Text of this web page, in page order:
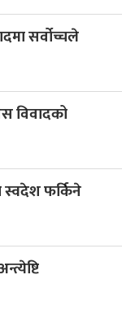
सर्वोच्चले
विवादको
स्वदेश फर्किने